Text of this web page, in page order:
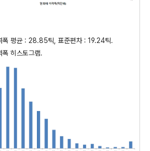
폭 평균 : 28.85틱, 표준편차 : 19.24틱.
폭 히스토그램.